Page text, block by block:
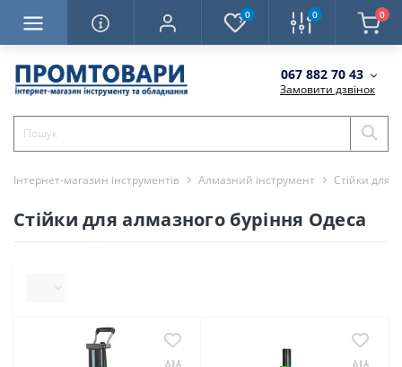
0 0 0
067 882 70 43
Замовити дзвінок
Інтернет-магазин інструментів Алмазний інструмент Стійки для
Стійки для алмазного буріння Одеса